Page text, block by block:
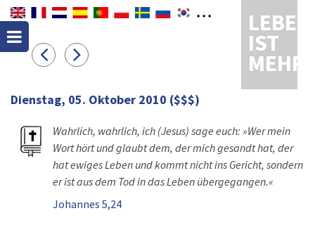
LEBEN
IST
MEHR
Dienstag, 05. Oktober 2010 ($$$)
Wahrlich, wahrlich, ich (Jesus) sage euch: »Wer mein
Wort hört und glaubt dem, der mich gesandt hat, der
hat ewiges Leben und kommt nicht ins Gericht, sondern
er ist aus dem Tod in das Leben übergegangen.«
Johannes 5,24